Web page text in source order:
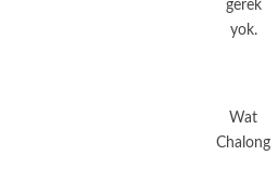
gerek
yok.
Wat
Chalong